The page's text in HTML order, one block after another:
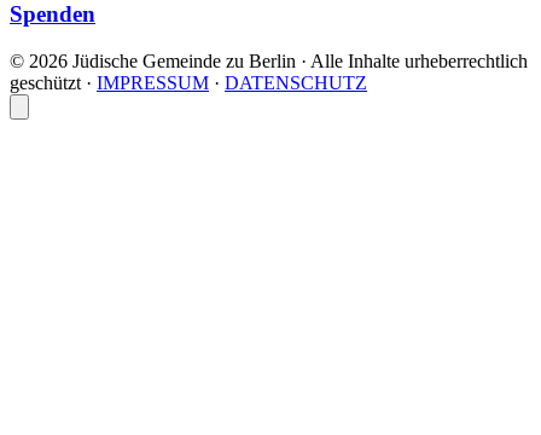
Spenden
© 2026 Jüdische Gemeinde zu Berlin · Alle Inhalte urheberrechtlich
geschützt · IMPRESSUM · DATENSCHUTZ